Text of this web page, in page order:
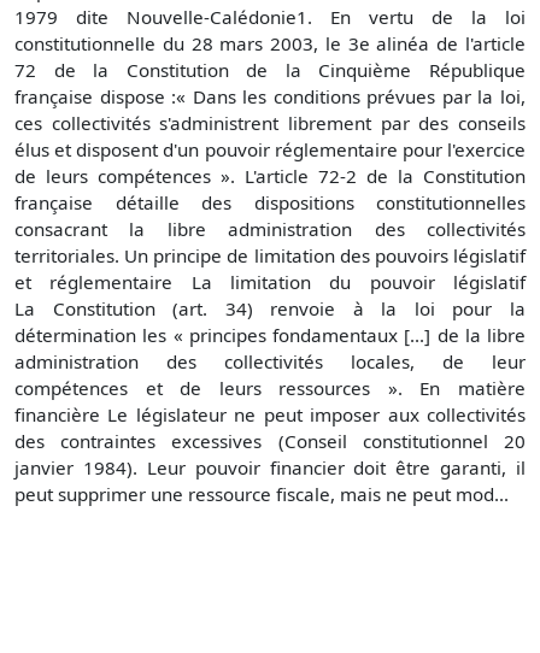
1979 dite Nouvelle-Calédonie1. En vertu de la loi
constitutionnelle du 28 mars 2003, le 3e alinéa de l'article
72 de la Constitution de la Cinquième République
française dispose :« Dans les conditions prévues par la loi,
ces collectivités s'administrent librement par des conseils
élus et disposent d'un pouvoir réglementaire pour l'exercice
de leurs compétences ». L'article 72-2 de la Constitution
française détaille des dispositions constitutionnelles
consacrant la libre administration des collectivités
territoriales. Un principe de limitation des pouvoirs législatif
et réglementaire La limitation du pouvoir législatif
La Constitution (art. 34) renvoie à la loi pour la
détermination les « principes fondamentaux [...] de la libre
administration des collectivités locales, de leur
compétences et de leurs ressources ». En matière
financière Le législateur ne peut imposer aux collectivités
des contraintes excessives (Conseil constitutionnel 20
janvier 1984). Leur pouvoir financier doit être garanti, il
peut supprimer une ressource fiscale, mais ne peut mod...